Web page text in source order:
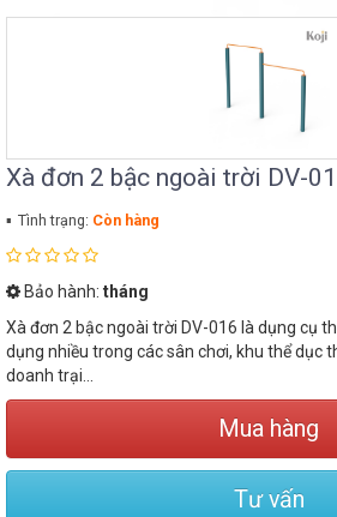
Xà đơn 2 bậc ngoài trời DV-
Tình trạng: Còn hàng
Bảo hành: tháng
Xà đơn 2 bậc ngoài trời DV-016 là dụng cụ
dụng nhiều trong các sân chơi, khu thể dục
doanh trại...
Mua hàng
Tư vấn